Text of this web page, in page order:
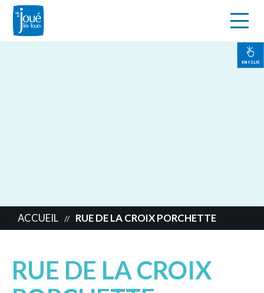
EN 1 CLIC
ACCUEIL // RUE DE LA CROIX PORCHETTE
RUE DE LA CROIX